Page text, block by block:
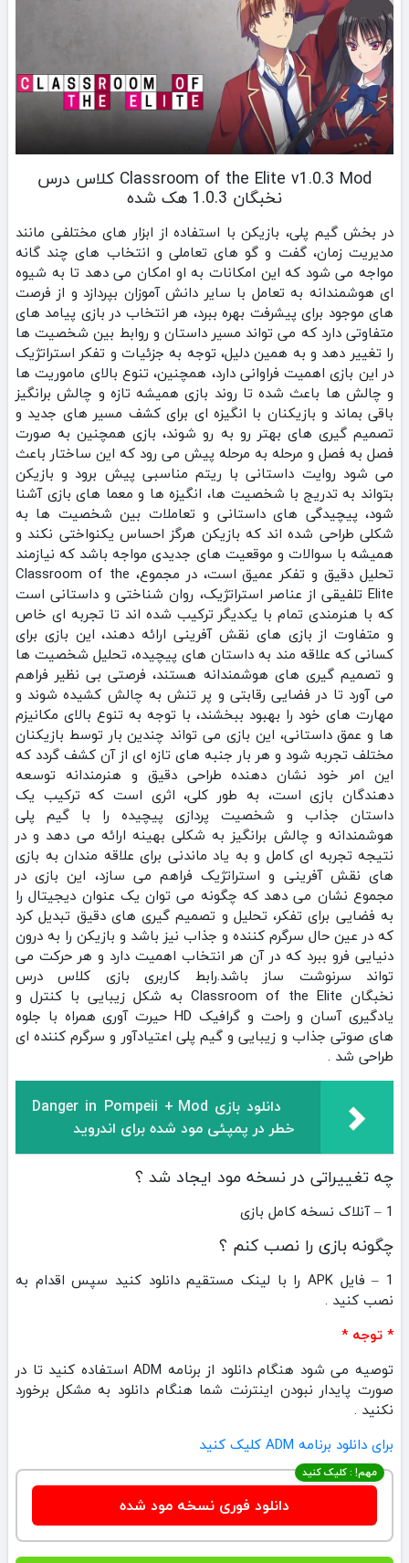
Classroom of the Elite v1.0.3 Mod کلاس درس
نخبگان 1.0.3 هک شده
در بخش گیم‌ پلی، بازیکن با استفاده از ابزار های مختلفی مانند
مدیریت زمان، گفت و گو های تعاملی و انتخاب‌ های چند گانه
مواجه می‌ شود که این امکانات به او امکان می‌ دهد تا به شیوه‌
ای هوشمندانه به تعامل با سایر دانش‌ آموزان بپردازد و از فرصت‌
های موجود برای پیشرفت بهره ببرد، هر انتخاب در بازی پیامد های
متفاوتی دارد که می‌ تواند مسیر داستان و روابط بین شخصیت‌ ها
را تغییر دهد و به همین دلیل، توجه به جزئیات و تفکر استراتژیک
در این بازی اهمیت فراوانی دارد، همچنین، تنوع بالای ماموریت‌ ها
و چالش‌ ها باعث شده تا روند بازی همیشه تازه و چالش‌ برانگیز
باقی بماند و بازیکنان با انگیزه‌ ای برای کشف مسیر های جدید و
تصمیم‌ گیری‌ های بهتر رو به رو شوند، بازی همچنین به صورت
فصل به فصل و مرحله به مرحله پیش می‌ رود که این ساختار باعث
می‌ شود روایت داستانی با ریتم مناسبی پیش برود و بازیکن
بتواند به تدریج با شخصیت‌ ها، انگیزه‌ ها و معما های بازی آشنا
شود، پیچیدگی‌ های داستانی و تعاملات بین شخصیت‌ ها به
شکلی طراحی شده‌ اند که بازیکن هرگز احساس یکنواختی نکند و
همیشه با سوالات و موقعیت‌ های جدیدی مواجه باشد که نیازمند
تحلیل دقیق و تفکر عمیق است، در مجموع، Classroom of the
Elite تلفیقی از عناصر استراتژیک، روان‌ شناختی و داستانی است
که با هنرمندی تمام با یکدیگر ترکیب شده‌ اند تا تجربه‌ ای خاص
و متفاوت از بازی‌ های نقش‌ آفرینی ارائه دهند، این بازی برای
کسانی که علاقه‌ مند به داستان‌ های پیچیده، تحلیل شخصیت‌ ها
و تصمیم‌ گیری‌ های هوشمندانه هستند، فرصتی بی‌ نظیر فراهم
می‌ آورد تا در فضایی رقابتی و پر تنش به چالش کشیده شوند و
مهارت‌ های خود را بهبود ببخشند، با توجه به تنوع بالای مکانیزم‌
ها و عمق داستانی، این بازی می‌ تواند چندین بار توسط بازیکنان
مختلف تجربه شود و هر بار جنبه‌ های تازه‌ ای از آن کشف گردد که
این امر خود نشان‌ دهنده طراحی دقیق و هنرمندانه توسعه‌
دهندگان بازی است، به طور کلی، اثری است که ترکیب یک
داستان جذاب و شخصیت‌ پردازی پیچیده را با گیم‌ پلی
هوشمندانه و چالش‌ برانگیز به شکلی بهینه ارائه می‌ دهد و در
نتیجه تجربه‌ ای کامل و به یاد ماندنی برای علاقه‌ مندان به بازی‌
های نقش‌ آفرینی و استراتژیک فراهم می‌ سازد، این بازی در
مجموع نشان می‌ دهد که چگونه می‌ توان یک عنوان دیجیتال را
به فضایی برای تفکر، تحلیل و تصمیم‌ گیری‌ های دقیق تبدیل کرد
که در عین حال سرگرم‌ کننده و جذاب نیز باشد و بازیکن را به درون
دنیایی فرو ببرد که در آن هر انتخاب اهمیت دارد و هر حرکت می‌
تواند سرنوشت ساز باشد.رابط کاربری بازی کلاس درس
نخبگان Classroom of the Elite به شکل زیبایی با کنترل و
یادگیری آسان و راحت و گرافیک HD حیرت آوری همراه با جلوه
های صوتی جذاب و زیبایی و گیم پلی اعتیادآور و سرگرم کننده ای
طراحی شد .
دانلود بازی Danger in Pompeii + Mod
خطر در پمپئی مود شده برای اندروید
چه تغییراتی در نسخه مود ایجاد شد ؟
1 – آنلاک نسخه کامل بازی
چگونه بازی را نصب کنم ؟
1 – فایل APK را با لینک مستقیم دانلود کنید سپس اقدام به
نصب کنید .
* توجه *
توصیه می شود هنگام دانلود از برنامه ADM استفاده کنید تا در
صورت پایدار نبودن اینترنت شما هنگام دانلود به مشکل برخورد
نکنید .
برای دانلود برنامه ADM کلیک کنید
مهم! : کلیک کنید
دانلود فوری نسخه مود شده